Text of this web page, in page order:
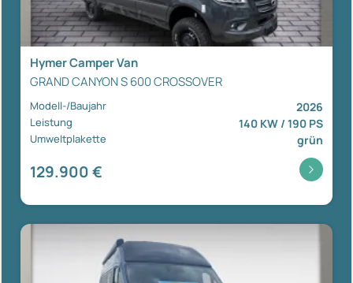
Hymer Camper Van
GRAND CANYON S 600 CROSSOVER
Modell-/Baujahr 2026
Leistung 140 KW / 190 PS
Umweltplakette grün
129.900 €